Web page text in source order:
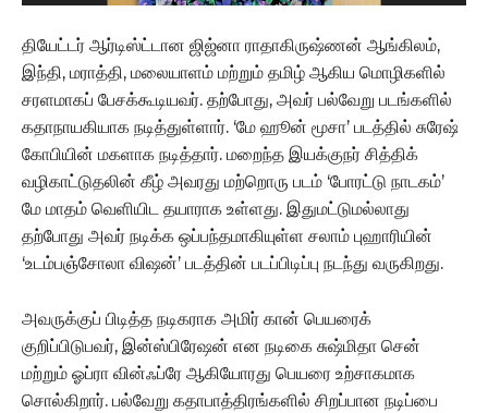
தியேட்டர் ஆர்டிஸ்ட்டான ஜிஜ்னா ராதாகிருஷ்ணன் ஆங்கிலம்,
இந்தி, மராத்தி, மலையாளம் மற்றும் தமிழ் ஆகிய மொழிகளில்
சரளமாகப் பேசக்கூடியவர். தற்போது, ​​அவர் பல்வேறு படங்களில்
கதாநாயகியாக நடித்துள்ளார். ‘மே ஹூன் மூசா’ படத்தில் சுரேஷ்
கோபியின் மகளாக நடித்தார். மறைந்த இயக்குநர் சித்திக்
வழிகாட்டுதலின் கீழ் அவரது மற்றொரு படம் ‘போரட்டு நாடகம்’
மே மாதம் வெளியிட தயாராக உள்ளது. இதுமட்டுமல்லாது
தற்போது அவர் நடிக்க ஒப்பந்தமாகியுள்ள சலாம் புஹாரியின்
‘உடம்பஞ்சோலா விஷன்’ படத்தின் படப்பிடிப்பு நடந்து வருகிறது.
அவருக்குப் பிடித்த நடிகராக அமிர் கான் பெயரைக்
குறிப்பிடுபவர், இன்ஸ்பிரேஷன் என நடிகை சுஷ்மிதா சென்
மற்றும் ஓப்ரா வின்ஃப்ரே ஆகியோரது பெயரை உற்சாகமாக
சொல்கிறார். பல்வேறு கதாபாத்திரங்களில் சிறப்பான நடிப்பை